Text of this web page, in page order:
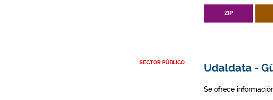
ZIP
SECTOR PÚBLICO Udaldata -
Se ofrece